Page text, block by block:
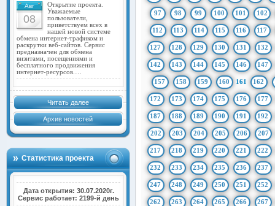
Авг
08
Открытие проекта.
Уважаемые
пользователи,
приветствуем всех в
нашей новой системе
обмена интернет-трафиком и
раскрутки веб-сайтов. Сервис
предназначен для обмена
визитами, посещениями и
бесплатного продвижения
интернет-ресурсов.…
Читать далее
Архив новостей
Статистика проекта
Дата открытия: 30.07.2020г.
Сервис работает: 2199-й день
97 98 99 100 101 102
112 113 114 115 116 117
127 128 129 130 131 132
142 143 144 145 146 147
157 158 159 160 161 162
172 173 174 175 176 177
187 188 189 190 191 192
202 203 204 205 206 207
217 218 219 220 221 222
232 233 234 235 236 237
247 248 249 250 251 252
262 263 264 265 266 267